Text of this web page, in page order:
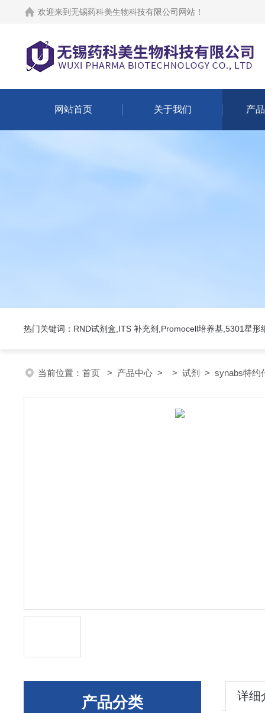
欢迎来到 无锡药科美生物科技有限公司网站 ！
网站首页 关于我们 产
热门关键词：RND试剂盒,ITS 补充剂,Promocell培养基,5301星形
当前位置： 首页 > 产品中心 > > 试剂 > synabs特约
产品分类 详细